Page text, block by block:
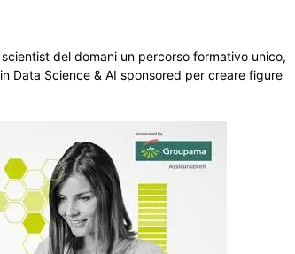
del domani un percorso formativo unico,
Data Science & AI sponsored per creare figure